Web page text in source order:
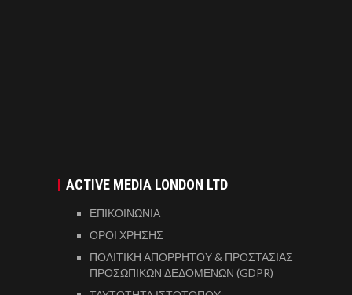
ACTIVE MEDIA LONDON LTD
ΕΠΙΚΟΙΝΩΝΙΑ
ΟΡΟΙ ΧΡΗΣΗΣ
ΠΟΛΙΤΙΚΗ ΑΠΟΡΡΗΤΟΥ & ΠΡΟΣΤΑΣΙΑΣ
ΠΡΟΣΩΠΙΚΩΝ ΔΕΔΟΜΕΝΩΝ (GDPR)